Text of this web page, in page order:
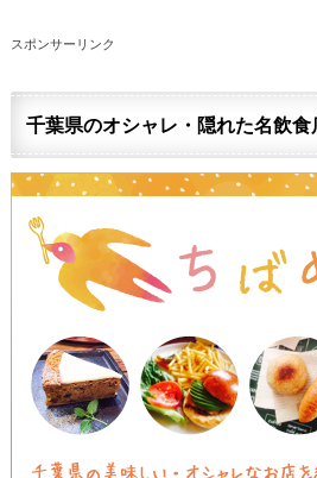
スポンサーリンク
千葉県のオシャレ・隠れた名飲食